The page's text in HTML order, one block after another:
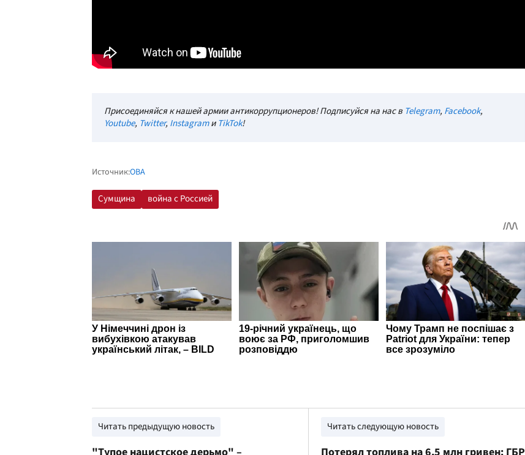
Присоединяйся к нашей армии антикоррупционеров! Подписуйся на нас в Telegram, Facebook,
Youtube, Twitter, InstagramиTikTok!
Источник:ОВА
Сумщина война с Россией
Читать предыдущую новость Читать следующую новость